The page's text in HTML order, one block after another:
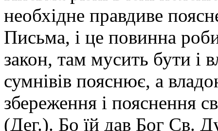
необхідне правдиве
Письма, і це повинна
закон, там мусить бути і
сумнівів пояснює, а
збереження і пояснення
(Дег.). Бо їй дав Бог Св.